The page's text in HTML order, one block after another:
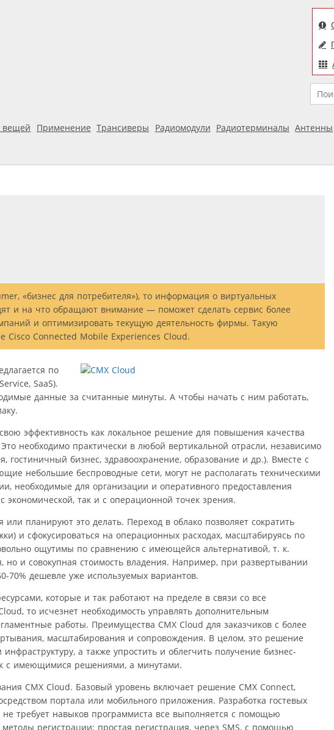
Поиск
вещей Применение Трансиверы Радиомодули Радиотерминалы Антенны
«бизнес для потребителя»), то информация о виртуальных
и на что обращают внимание — поможет сделать сервис более
и оптимизировать текущую деятельность фирмы. Такую
Connected Mobile Experiences Cloud.
по
SaaS).
данные за считанные минуты. А чтобы начать с ним работать,
эффективность как локальное решение для повышения качества
необходимо практически в любой вертикальной отрасли, независимо
бизнес, здравоохранение, образование и др.). Вместе с
небольшие беспроводные сети, могут не располагать техническими
необходимые для организации и оперативного предоставления
так и с операционной точек зрения.
планируют это делать. Переход в облако позволяет сократить
и сфокусироваться на операционных расходах, масштабируясь по
ощутимы по сравнению с имеющейся альтернативой, т. к.
и совокупная стоимость владения. Например, при развертывании
70% дешевле уже используемых вариантов.
которые и так работают на пределе в связи со все
то исчезнет необходимость управлять дополнительным
работы. Преимущества CMX Cloud для заказчиков с более
масштабирования и сопровождения. В целом, это решение
а также упростить и облегчить получение бизнес-
с имеющимися решениями, а минутами.
CMX Cloud. Базовый уровень включает решение CMX Connect,
портала или мобильного приложения. Разработка гостевых
требует навыков программиста все выполняется с помощью
регистрации: простая регистрация, через SMS, с помощью